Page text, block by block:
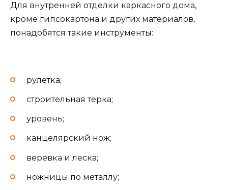
Для внутренней отделки каркасного дома,
кроме гипсокартона и других материалов,
понадобятся такие инструменты:
рулетка;
строительная терка;
уровень;
канцелярский нож;
веревка и леска;
ножницы по металлу;